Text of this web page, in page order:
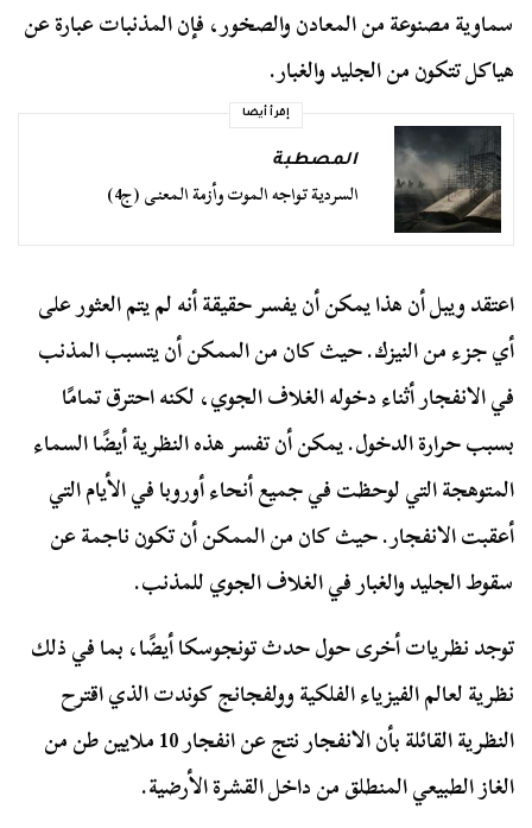
سماوية مصنوعة من المعادن والصخور، فإن المذنبات عبارة عن
هياكل تتكون من الجليد والغبار.
إقرأ أيضا
المصطبة
السردية تواجه الموت وأزمة المعنى (ج4)
اعتقد ويبل أن هذا يمكن أن يفسر حقيقة أنه لم يتم العثور على
أي جزء من النيزك. حيث كان من الممكن أن يتسبب المذنب
في الانفجار أثناء دخوله الغلاف الجوي، لكنه احترق تمامًا
بسبب حرارة الدخول. يمكن أن تفسر هذه النظرية أيضًا السماء
المتوهجة التي لوحظت في جميع أنحاء أوروبا في الأيام التي
أعقبت الانفجار. حيث كان من الممكن أن تكون ناجمة عن
سقوط الجليد والغبار في الغلاف الجوي للمذنب.
توجد نظريات أخرى حول حدث تونجوسكا أيضًا، بما في ذلك
نظرية لعالم الفيزياء الفلكية وولفجانج كوندت الذي اقترح
النظرية القائلة بأن الانفجار نتج عن انفجار 10 ملايين طن من
الغاز الطبيعي المنطلق من داخل القشرة الأرضية.